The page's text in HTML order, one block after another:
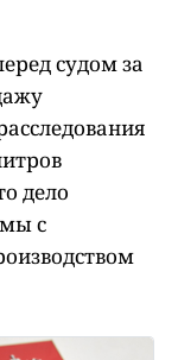
судом за
дело
с